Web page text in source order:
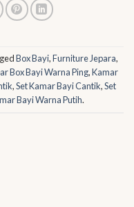
Box Bayi,Furniture Jepara,
Box Bayi Warna Ping,Kamar
,Set Kamar Bayi Cantik,Set
Bayi Warna Putih.